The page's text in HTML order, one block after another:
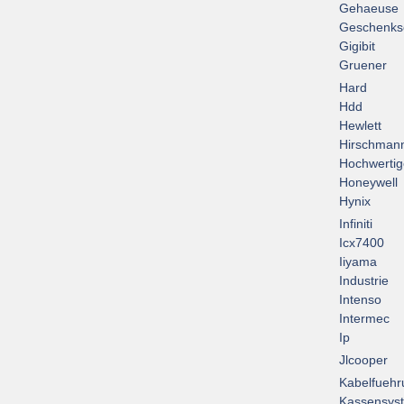
Gehaeuse
Gigibit
Gruener
Hard
Hdd
Hewlett
Honeywell
Hynix
Infiniti
Icx7400
Iiyama
Industrie
Intenso
Intermec
Ip
Jlcooper